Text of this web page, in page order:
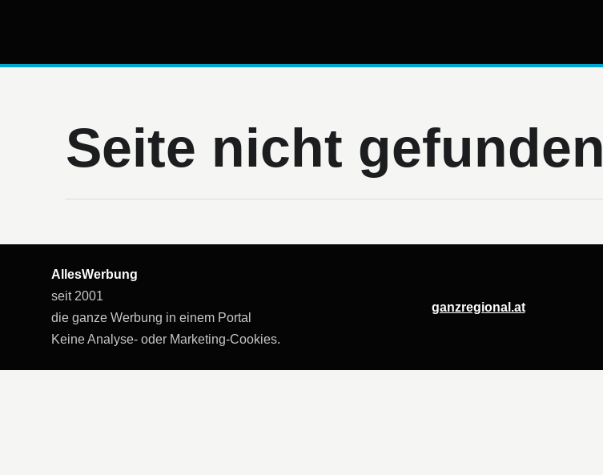
Seite nicht gefunden
AllesWerbung
seit 2001
die ganze Werbung in einem Portal
Keine Analyse- oder Marketing-Cookies.
ganzregional.at